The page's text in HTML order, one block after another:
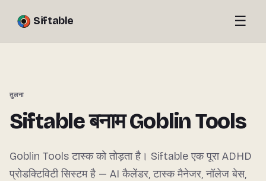
Siftable ☰
तुलना
Siftable बनाम Goblin Tools
Goblin Tools टास्क को तोड़ता है। Siftable एक पूरा ADHD
प्रोडक्टिविटी सिस्टम है — AI कैलेंडर, टास्क मैनेजर, नॉलेज बेस,